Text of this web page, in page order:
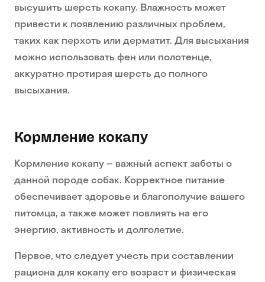
высушить шерсть кокапу. Влажность может
привести к появлению различных проблем,
таких как перхоть или дерматит. Для высыхания
можно использовать фен или полотенце,
аккуратно протирая шерсть до полного
высыхания.
Кормление кокапу
Кормление кокапу – важный аспект заботы о
данной породе собак. Корректное питание
обеспечивает здоровье и благополучие вашего
питомца, а также может повлиять на его
энергию, активность и долголетие.
Первое, что следует учесть при составлении
рациона для кокапу его возраст и физическая